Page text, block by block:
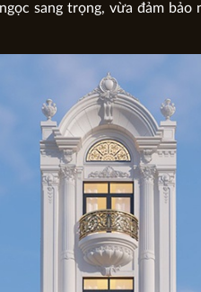
sang trọng, vừa đảm